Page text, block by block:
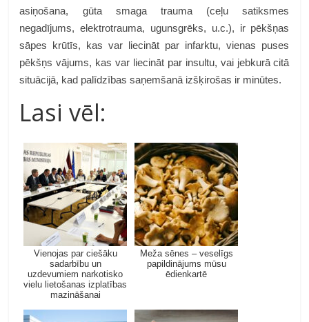
asiņošana, gūta smaga trauma (ceļu satiksmes
negadījums, elektrotrauma, ugunsgrēks, u.c.), ir pēkšņas
sāpes krūtīs, kas var liecināt par infarktu, vienas puses
pēkšņs vājums, kas var liecināt par insultu, vai jebkurā citā
situācijā, kad palīdzības saņemšanā izšķirošas ir minūtes.
Lasi vēl:
Vienojas par ciešāku
sadarbību un
uzdevumiem narkotisko
vielu lietošanas izplatības
mazināšanai
Meža sēnes – veselīgs
papildinājums mūsu
ēdienkartē